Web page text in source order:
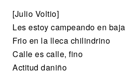
[Julio Voltio]
Les estoy campeando en baja
Frio en la lleca chilindrino
Calle es calle, fino
Actitud daniño